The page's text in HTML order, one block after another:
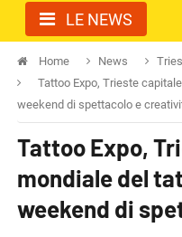
LE NEWS
Home News
Tattoo Expo, Trieste
weekend di spettacolo e
Tattoo Expo,
mondiale del
weekend di